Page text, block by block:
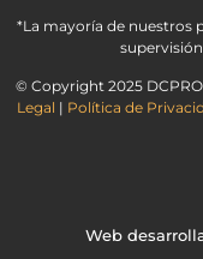
*La mayoría de nuestros
© Copyright 2025
Legal | Política de
Web